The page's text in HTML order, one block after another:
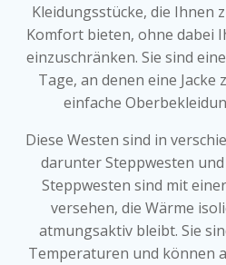
Kleidungsstücke, die Ihnen
Komfort bieten, ohne dabei
einzuschränken. Sie sind
Tage, an denen eine Jacke
einfache
Diese Westen sind in
darunter Steppwesten
Steppwesten sind mit
versehen, die Wärme
atmungsaktiv bleibt. Sie
Temperaturen und können